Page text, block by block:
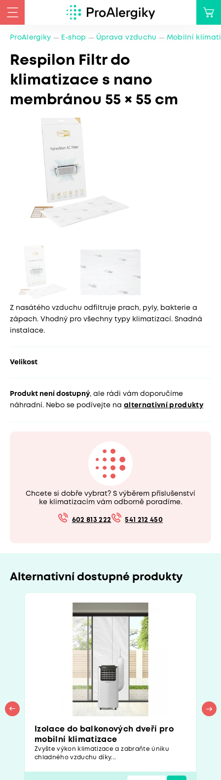
ProAlergiky E-shop Úprava vzduchu Mobilní
Respilon Filtr do
klimatizace s nano
membránou 55 × 55 cm
Z nasátého vzduchu odfiltruje prach, pyly, bakterie a
zápach. Vhodný pro všechny typy klimatizací. Snadná
instalace.
Velikost
Produkt není dostupný, ale rádi vám doporučíme
náhradní. Nebo se podívejte na alternativní produkty
Chcete si dobře vybrat? S výběrem příslušenství
ke klimatizacím vám odborně poradíme.
602 813 222 541 212 450
Alternativní dostupné produkty
Izolace do balkonových dveří pro
mobilní klimatizace
Zvyšte výkon klimatizace a zabraňte úniku
chladného vzduchu díky...